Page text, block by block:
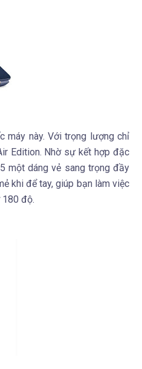
máy này. Với trọng lượng chỉ
Edition. Nhờ sự kết hợp đặc
một dáng vẻ sang trọng đầy
khi để tay, giúp bạn làm việc
độ.